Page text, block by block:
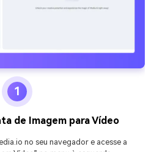
1
de Imagem para Vídeo
no seu navegador e acesse a